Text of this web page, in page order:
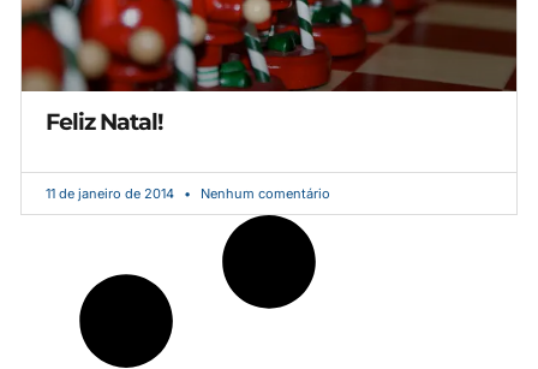
Feliz Natal!
11 de janeiro de 2014 Nenhum comentário